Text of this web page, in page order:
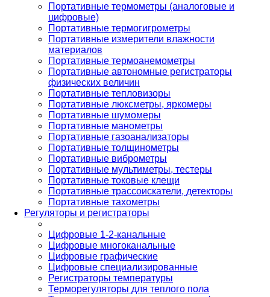
Портативные термометры (аналоговые и
цифровые)
Портативные термогигрометры
Портативные измерители влажности
материалов
Портативные термоанемометры
Портативные автономные регистраторы
физических величин
Портативные тепловизоры
Портативные люксметры, яркомеры
Портативные шумомеры
Портативные манометры
Портативные газоанализаторы
Портативные толщинометры
Портативные виброметры
Портативные мультиметры, тестеры
Портативные токовые клещи
Портативные трассоискатели, детекторы
Портативные тахометры
Регуляторы и регистраторы
Цифровые 1-2-канальные
Цифровые многоканальные
Цифровые графические
Цифровые специализированные
Регистраторы температуры
Терморегуляторы для теплого пола